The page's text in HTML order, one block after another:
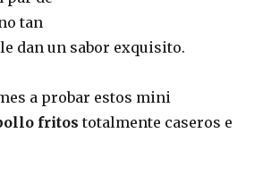
tan
dan un sabor exquisito.
a probar estos mini
fritos totalmente caseros e